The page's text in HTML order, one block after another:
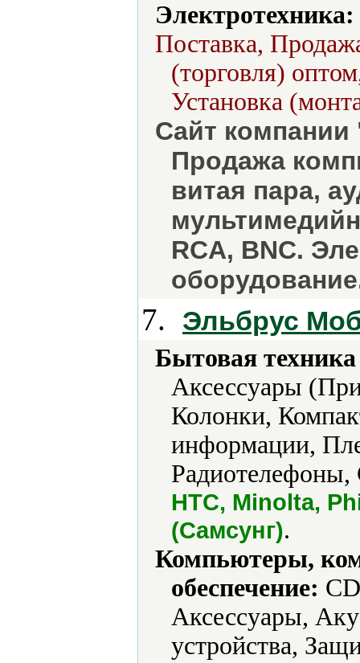
Электротехника:
Поставка,
(торговля)
Установка
Сайт
Продажа
витая пара,
RCA, BNC.
7. Эльбрус
Бытовая
Аксессуары
Колонки,
информации,
HTC, Minolta,
(Самсунг).
Компьютеры,
обеспечение:
Аксессуары,
устройства,